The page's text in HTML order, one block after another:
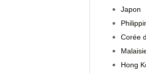
Japon
Corée
Hong